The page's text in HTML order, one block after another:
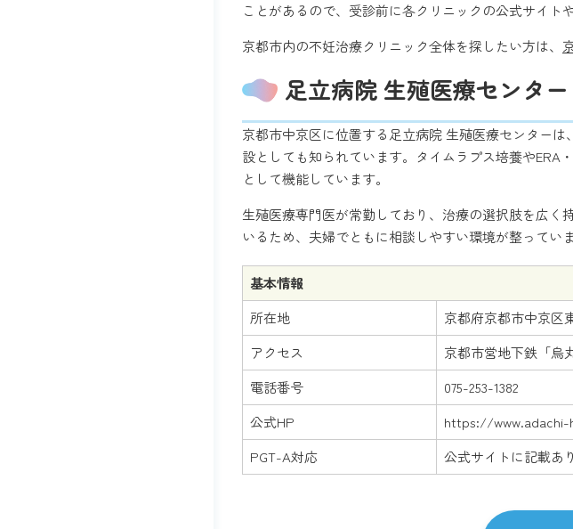
ことがあるので、受診前に各クリニックの公式サイト
京都市内の不妊治療クリニック全体を探したい方は、
足立病院 生殖医療センター
京都市中京区に位置する足立病院 生殖医療センター
設としても知られています。タイムラプス培養やERA
として機能しています。
生殖医療専門医が常勤しており、治療の選択肢を広
いるため、夫婦でともに相談しやすい環境が整っていま
基本情報
所在地
京都府京都市中京区
アクセス
京都市営地下鉄「烏
電話番号
075-253-1382
公式HP
https://
PGT-A対応
公式サイトに記載あ